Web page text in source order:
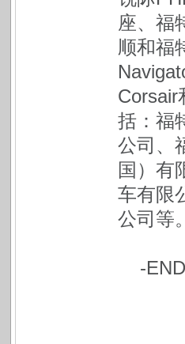
座、福
顺和福
Corsair
括：福
公司、
国）有
车有限
公司等
-